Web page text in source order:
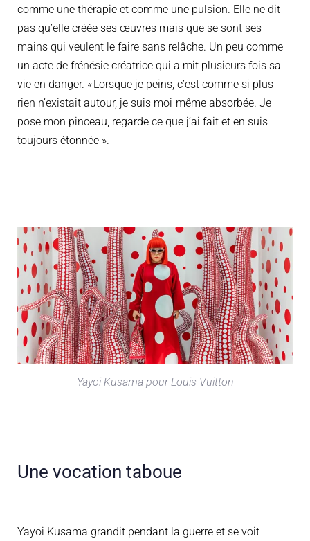
comme une thérapie et comme une pulsion. Elle ne dit
pas qu’elle créée ses œuvres mais que se sont ses
mains qui veulent le faire sans relâche. Un peu comme
un acte de frénésie créatrice qui a mit plusieurs fois sa
vie en danger. « Lorsque je peins, c’est comme si plus
rien n’existait autour, je suis moi-même absorbée. Je
pose mon pinceau, regarde ce que j’ai fait et en suis
toujours étonnée ».
Yayoi Kusama pour Louis Vuitton
Une vocation taboue
Yayoi Kusama grandit pendant la guerre et se voit